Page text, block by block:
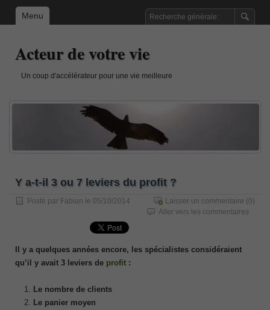
Menu
Acteur de votre vie
Un coup d'accélérateur pour une vie meilleure
Y a-t-il 3 ou 7 leviers du profit ?
Posté par Fabian le 05/10/2014 Laisser un commentaire (0)
Aller vers les commentaires
Il y a quelques années encore, les spécialistes considéraient
qu’il y avait 3 leviers de profit :
Le nombre de clients
Le panier moyen